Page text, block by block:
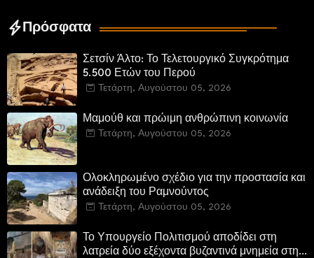
Πρόσφατα
Σετσίν Άλτο: Το Τελετουργικό Συγκρότημα
5.500 Ετών του Περού
Τετάρτη, Αυγούστου 05, 2026
Μαμούθ και πρώιμη ανθρώπινη κοινωνία
Τετάρτη, Αυγούστου 05, 2026
Ολοκληρωμένο σχέδιο για την προστασία και
ανάδειξη του Ραμνούντος
Τετάρτη, Αυγούστου 05, 2026
Το Υπουργείο Πολιτισμού αποδίδει στη
λατρεία δύο εξέχοντα βυζαντινά μνημεία στην